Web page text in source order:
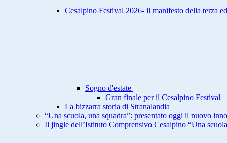
Cesalpino Festival 2026- il manifesto della terza
Sogno d'estate
Gran finale per il Cesalpino Festival
La bizzarra storia di Stranalandia
“Una scuola, una squadra”: presentato oggi il nuovo
Il jingle dell’Istituto Comprensivo Cesalpino “Una